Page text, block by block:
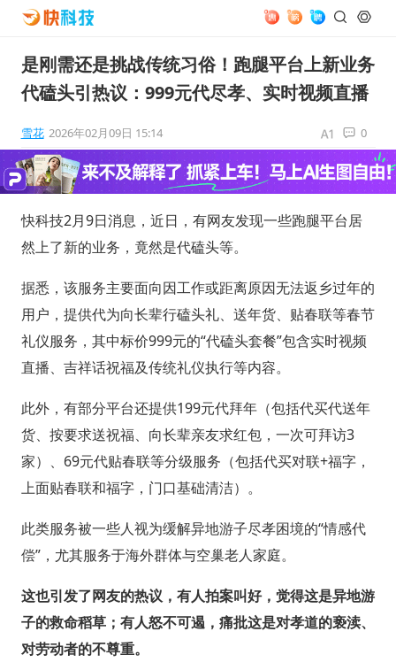
是刚需还是挑战传统习俗！跑腿平台上新业务
代磕头引热议：999元代尽孝、实时视频直播
雪花 2026年02月09日 15:14 0
快科技2月9日消息，近日，有网友发现一些跑腿平台居
然上了新的业务，竟然是代磕头等。
据悉，该服务主要面向因工作或距离原因无法返乡过年的
用户，提供代为向长辈行磕头礼、送年货、贴春联等春节
礼仪服务，其中标价999元的“代磕头套餐”包含实时视频
直播、吉祥话祝福及传统礼仪执行等内容。
此外，有部分平台还提供199元代拜年（包括代买代送年
货、按要求送祝福、向长辈亲友求红包，一次可拜访3
家）、69元代贴春联等分级服务（包括代买对联+福字，
上面贴春联和福字，门口基础清洁）。
此类服务被一些人视为缓解异地游子尽孝困境的“情感代
偿”，尤其服务于海外群体与空巢老人家庭。
这也引发了网友的热议，有人拍案叫好，觉得这是异地游
子的救命稻草；有人怒不可遏，痛批这是对孝道的亵渎、
对劳动者的不尊重。